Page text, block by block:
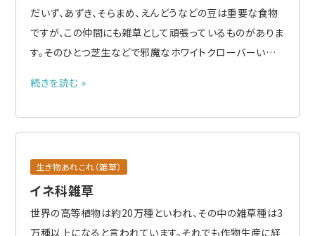
だいず、あずき、そらまめ、えんどうなどの豆は重要な食物
ですが、この仲間にも雑草として頑張っているものがありま
す。そのひとつ芝生などで邪魔なホワイトクローバーいわ
クロップとして栽培されて、この場合は貴重な作物ですが、
クサい..
続きを読む »
生き物あれこれ（雑草）
イネ科雑草
世界の高等植物は約20万種といわれ、その中の雑草種は3
万種以上になると言われています。それでも作物生産に経